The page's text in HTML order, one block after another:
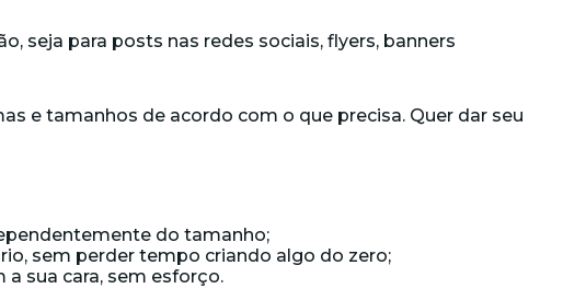
seja para posts nas redes sociais, flyers, banners
e tamanhos de acordo com o que precisa. Quer dar seu
do tamanho;
sem perder tempo criando algo do zero;
sua cara, sem esforço.